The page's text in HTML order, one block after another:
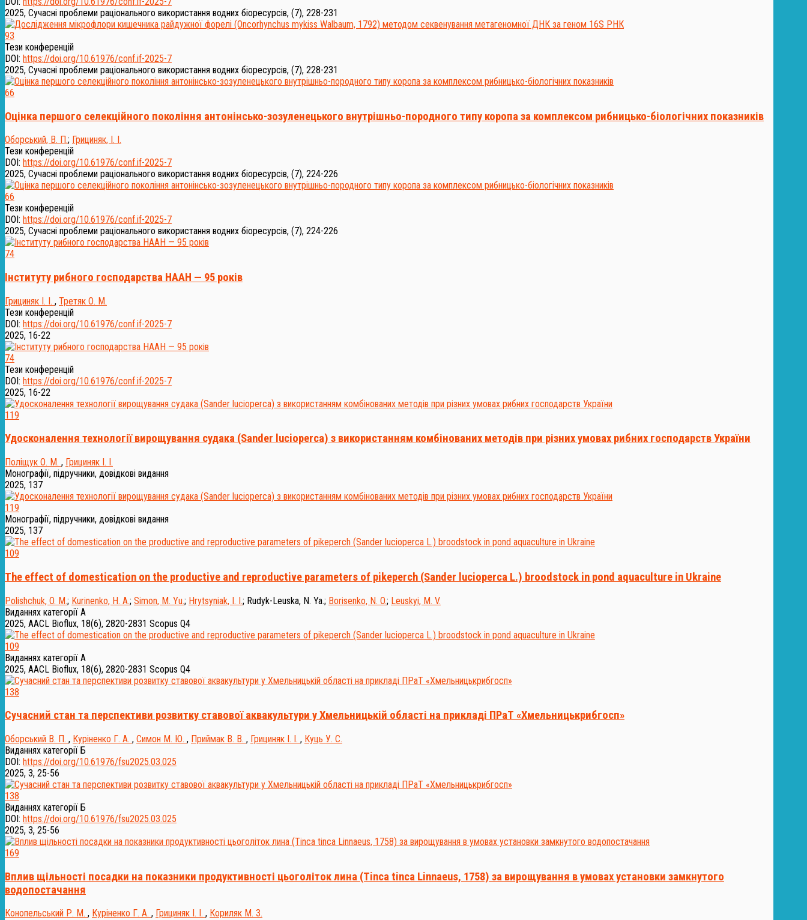
2025, Сучасні проблеми раціонального використання водних біоресурсів, (7), 228-231
93
Тези конференцій
DOI: https://doi.org/10.61976/conf.if-2025-7
2025, Сучасні проблеми раціонального використання водних біоресурсів, (7), 228-231
66
Оцінка першого селекційного покоління антонінсько-зозуленецького внутрішньо-породного типу коропа за комплексом рибницько-біологічних показників
Оборський, В. П.; Грициняк, І. І.
Тези конференцій
DOI: https://doi.org/10.61976/conf.if-2025-7
2025, Сучасні проблеми раціонального використання водних біоресурсів, (7), 224-226
66
Тези конференцій
DOI: https://doi.org/10.61976/conf.if-2025-7
2025, Сучасні проблеми раціонального використання водних біоресурсів, (7), 224-226
74
Інституту рибного господарства НААН — 95 років
Грициняк І. І. , Третяк О. М.
Тези конференцій
DOI: https://doi.org/10.61976/conf.if-2025-7
2025, 16-22
74
Тези конференцій
DOI: https://doi.org/10.61976/conf.if-2025-7
2025, 16-22
119
Удосконалення технології вирощування судака (Sander lucioperca) з використанням комбінованих методів при різних умовах рибних господарств України
Поліщук О. М. , Грициняк І. І.
Монографії, підручники, довідкові видання
2025, 137
119
Монографії, підручники, довідкові видання
2025, 137
109
The effect of domestication on the productive and reproductive parameters of pikeperch (Sander lucioperca L.) broodstock in pond aquaculture in Ukraine
Polishchuk, O. M.; Kurinenko, H. A.; Simon, M. Yu.; Hrytsyniak, I. I.; Rudyk-Leuska, N. Ya.; Borisenko, N. O.; Leuskyi, M. V.
Виданнях категорії А
2025, AACL Bioflux, 18(6), 2820-2831 Scopus Q4
109
Виданнях категорії А
2025, AACL Bioflux, 18(6), 2820-2831 Scopus Q4
138
Сучасний стан та перспективи розвитку ставової аквакультури у Хмельницькій області на прикладі ПРаТ «Хмельницькрибгосп»
Оборський В. П. , Куріненко Г. А. , Симон М. Ю. , Приймак В. В. , Грициняк І. І. , Куць У. С.
Виданнях категорії Б
DOI: https://doi.org/10.61976/fsu2025.03.025
2025, 3, 25-56
138
Виданнях категорії Б
DOI: https://doi.org/10.61976/fsu2025.03.025
2025, 3, 25-56
169
Вплив щільності посадки на показники продуктивності цьоголіток лина (Tinca tinca Linnaeus, 1758) за вирощування в умовах установки замкнутого
водопостачання
Конопельський Р. М. , Куріненко Г. А. , Грициняк І. І. , Кориляк М. З.